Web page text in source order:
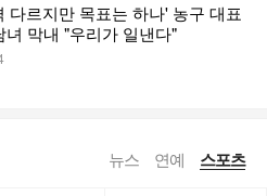
다르지만 목표는 하나' 농구 대표
녀 막내 "우리가 일낸다"
뉴스 연예 스포츠